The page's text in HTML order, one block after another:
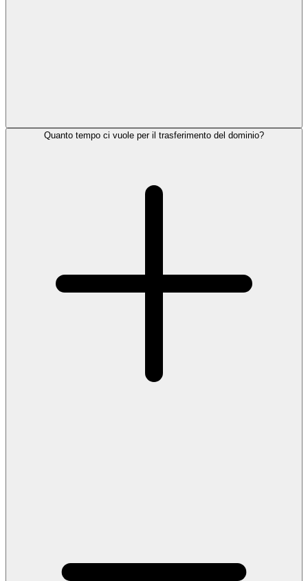
Quanto tempo ci vuole per il trasferimento del dominio?